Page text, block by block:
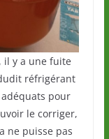
il y a une fuite
réfrigérant
pour
le corriger,
ne puisse pas